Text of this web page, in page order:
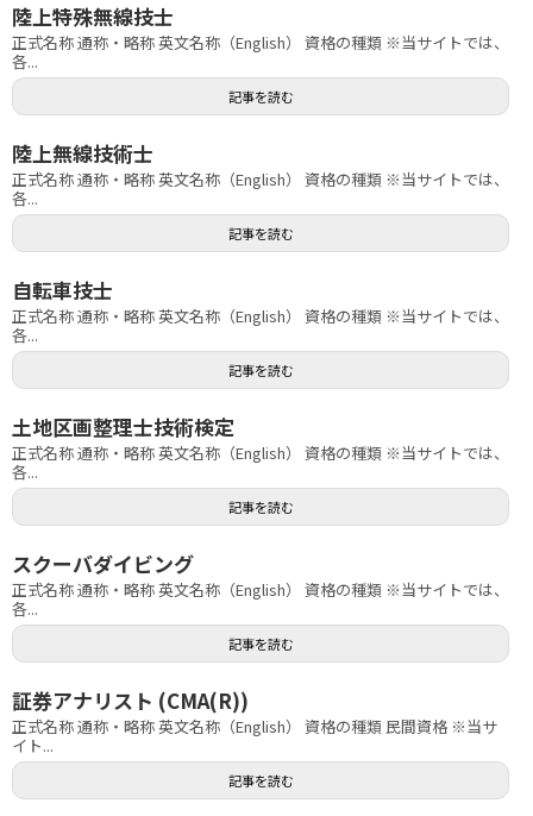
陸上特殊無線技士
正式名称 通称・略称 英文名称（English） 資格の種類 ※当サイトでは、
各...
記事を読む
陸上無線技術士
正式名称 通称・略称 英文名称（English） 資格の種類 ※当サイトでは、
各...
記事を読む
自転車技士
正式名称 通称・略称 英文名称（English） 資格の種類 ※当サイトでは、
各...
記事を読む
土地区画整理士技術検定
正式名称 通称・略称 英文名称（English） 資格の種類 ※当サイトでは、
各...
記事を読む
スクーバダイビング
正式名称 通称・略称 英文名称（English） 資格の種類 ※当サイトでは、
各...
記事を読む
証券アナリスト (CMA(R))
正式名称 通称・略称 英文名称（English） 資格の種類 民間資格 ※当サ
イト...
記事を読む